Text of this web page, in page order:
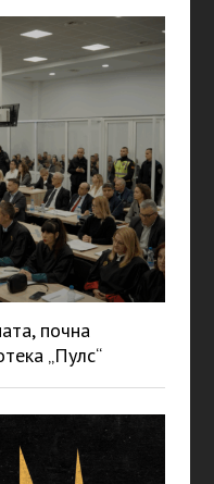
почна
„Пулс“